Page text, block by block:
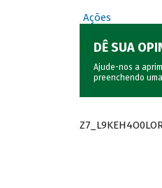
Ações
DÊ SUA
Ajude-nos a
preenchendo